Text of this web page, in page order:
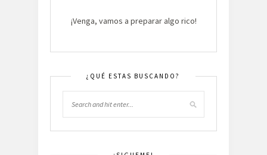
¡Venga, vamos a preparar algo rico!
¿QUÉ ESTAS BUSCANDO?